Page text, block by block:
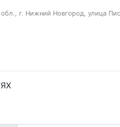
г. Нижний Новгород, улица